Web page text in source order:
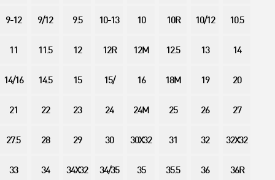
9-12 9/12 9.5 10-13 10 10R 10/12 10.5
11 11.5 12 12R 12M 12.5 13 14
14/16 14.5 15 15/ 16 18M 19 20
21 22 23 24 24M 25 26 27
27.5 28 29 30 30X32 31 32 32X32
33 34 34X32 34/35 35 35.5 36 36R